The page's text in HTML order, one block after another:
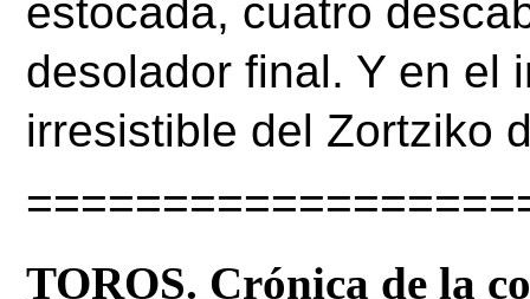
estocada, cuatro
desolador final. Y en el
irresistible del Zortziko
TOROS. Crónica de la